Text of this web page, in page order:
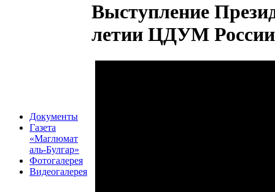
Документы
Газета
«Маглюмат
аль-Булгар»
Фотогалерея
Видеогалерея
Выступление
летии ЦДУМ России